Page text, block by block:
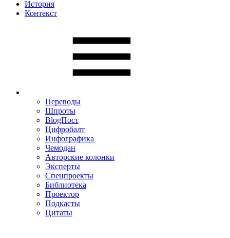
История
Контекст
Переводы
Шпроты
BlogПост
Цифробалт
Инфографика
Чемодан
Авторские колонки
Эксперты
Спецпроекты
Библиотека
Проектор
Подкасты
Цитаты